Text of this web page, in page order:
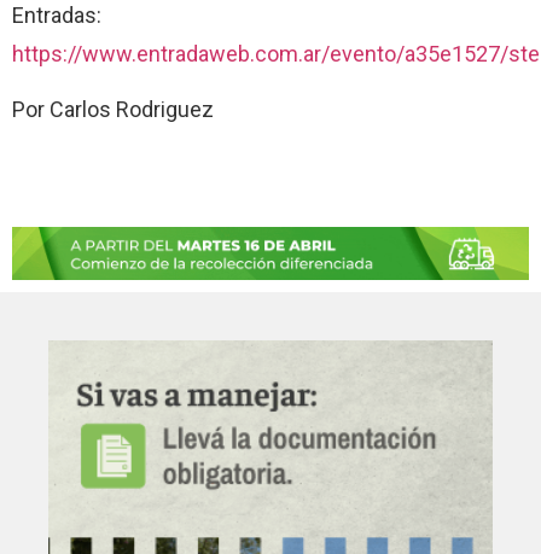
Entradas:
https://www.entradaweb.com.ar/evento/a35e1527/
Por Carlos Rodriguez